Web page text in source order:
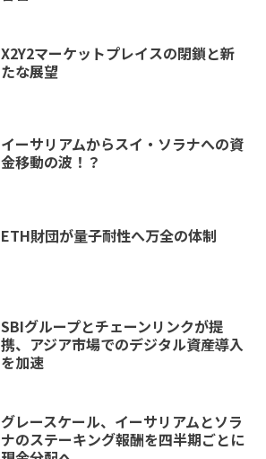
X2Y2マーケットプレイスの閉鎖と新
たな展望
イーサリアムからスイ・ソラナへの資
金移動の波！？
ETH財団が量子耐性へ万全の体制
SBIグループとチェーンリンクが提
携、アジア市場でのデジタル資産導入
を加速
グレースケール、イーサリアムとソラ
ナのステーキング報酬を四半期ごとに